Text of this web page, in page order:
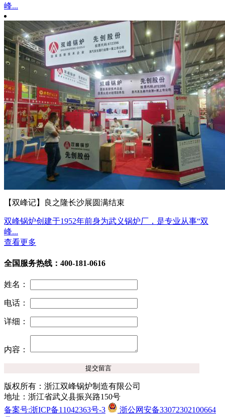
峰...
【双峰记】良之隆长沙展圆满结束
双峰锅炉创建于1952年前身为武义锅炉厂，是专业从事“双
峰...
查看更多
全国服务热线：400-181-0616
姓名：
电话：
详细：
内容：
版权所有：浙江双峰锅炉制造有限公司
地址：浙江省武义县振兴路150号
备案号:浙ICP备11042363号-3
浙公网安备33072302100664